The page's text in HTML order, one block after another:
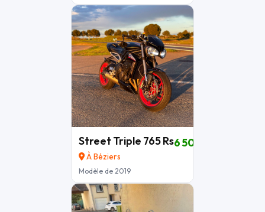
Street Triple 765 Rs
À Béziers
Modèle de 2019
6 500 €